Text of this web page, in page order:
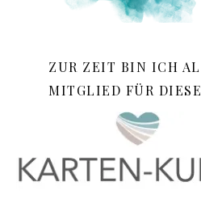
ZUR ZEIT BIN ICH
MITGLIED FÜR